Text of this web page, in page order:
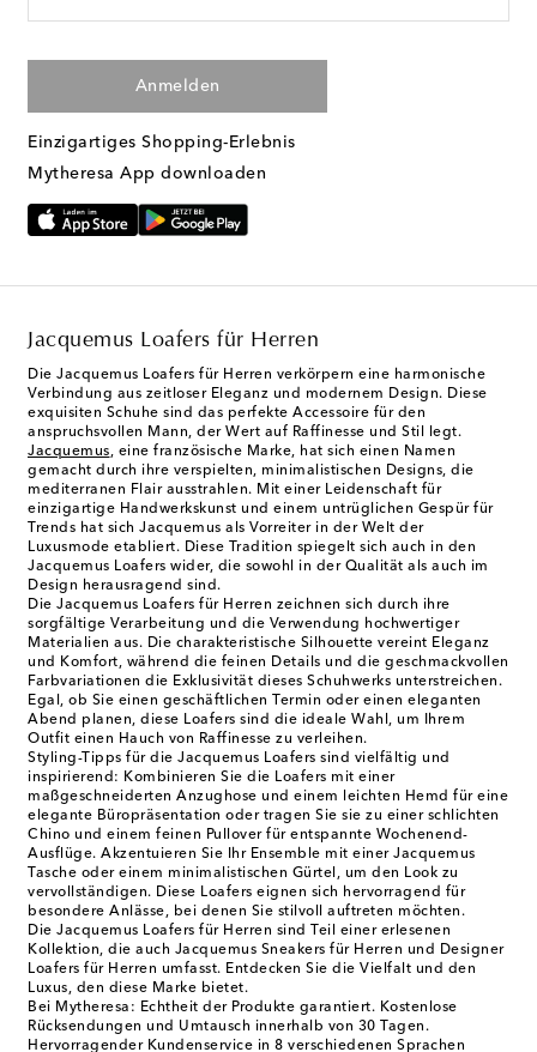
Anmelden
Einzigartiges Shopping-Erlebnis
Mytheresa App downloaden
Jacquemus Loafers für Herren
Die Jacquemus Loafers für Herren verkörpern eine harmonische
Verbindung aus zeitloser Eleganz und modernem Design. Diese
exquisiten Schuhe sind das perfekte Accessoire für den
anspruchsvollen Mann, der Wert auf Raffinesse und Stil legt.
Jacquemus, eine französische Marke, hat sich einen Namen
gemacht durch ihre verspielten, minimalistischen Designs, die
mediterranen Flair ausstrahlen. Mit einer Leidenschaft für
einzigartige Handwerkskunst und einem untrüglichen Gespür für
Trends hat sich Jacquemus als Vorreiter in der Welt der
Luxusmode etabliert. Diese Tradition spiegelt sich auch in den
Jacquemus Loafers wider, die sowohl in der Qualität als auch im
Design herausragend sind.
Die Jacquemus Loafers für Herren zeichnen sich durch ihre
sorgfältige Verarbeitung und die Verwendung hochwertiger
Materialien aus. Die charakteristische Silhouette vereint Eleganz
und Komfort, während die feinen Details und die geschmackvollen
Farbvariationen die Exklusivität dieses Schuhwerks unterstreichen.
Egal, ob Sie einen geschäftlichen Termin oder einen eleganten
Abend planen, diese Loafers sind die ideale Wahl, um Ihrem
Outfit einen Hauch von Raffinesse zu verleihen.
Styling-Tipps für die Jacquemus Loafers sind vielfältig und
inspirierend: Kombinieren Sie die Loafers mit einer
maßgeschneiderten Anzughose und einem leichten Hemd für eine
elegante Büropräsentation oder tragen Sie sie zu einer schlichten
Chino und einem feinen Pullover für entspannte Wochenend-
Ausflüge. Akzentuieren Sie Ihr Ensemble mit einer Jacquemus
Tasche oder einem minimalistischen Gürtel, um den Look zu
vervollständigen. Diese Loafers eignen sich hervorragend für
besondere Anlässe, bei denen Sie stilvoll auftreten möchten.
Die Jacquemus Loafers für Herren sind Teil einer erlesenen
Kollektion, die auch Jacquemus Sneakers für Herren und Designer
Loafers für Herren umfasst. Entdecken Sie die Vielfalt und den
Luxus, den diese Marke bietet.
Bei Mytheresa: Echtheit der Produkte garantiert. Kostenlose
Rücksendungen und Umtausch innerhalb von 30 Tagen.
Hervorragender Kundenservice in 8 verschiedenen Sprachen